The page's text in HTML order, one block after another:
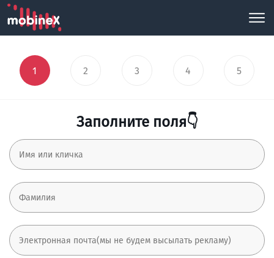
1 2 3 4 5
Заполните поля👇